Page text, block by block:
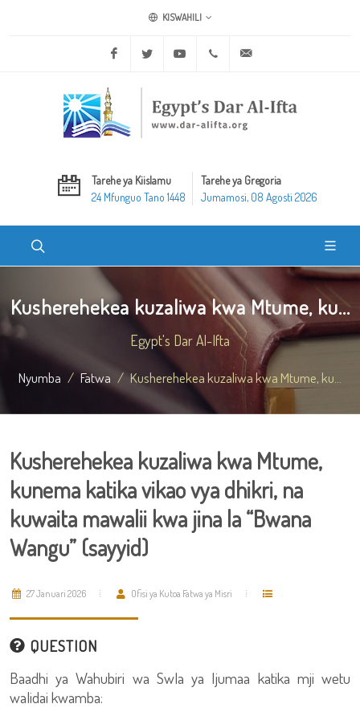
KISWAHILI
Facebook Twitter Youtube +20 2 25970400
Tarehe ya Kiislamu
24 Mfunguo Tano 1448
Tarehe ya Gregoria
Jumamosi, 08 Agosti 2026
Kusherehekea kuzaliwa kwa Mtume, ku...
Egypt's Dar Al-Ifta
Nyumba Fatwa Kusherehekea kuzaliwa kwa Mtume, ku...
Kusherehekea kuzaliwa kwa Mtume,
kunema katika vikao vya dhikri, na
kuwaita mawalii kwa jina la “Bwana
Wangu” (sayyid)
27 Januari 2026 Ofisi ya Kutoa Fatwa ya Misri
QUESTION
Baadhi ya Wahubiri wa Swla ya Ijumaa katika mji wetu
walidai kwamba: